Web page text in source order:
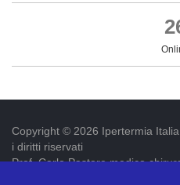
Copyright © 2026 Ipertermia
i diritti riservati
Prof. Carlo Pastore medico